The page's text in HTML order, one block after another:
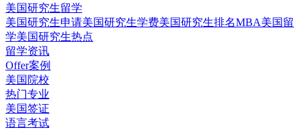
美国研究生留学
美国研究生申请美国研究生学费美国研究生排名MBA美国留
学美国研究生热点
留学资讯
Offer案例
美国院校
热门专业
美国签证
语言考试